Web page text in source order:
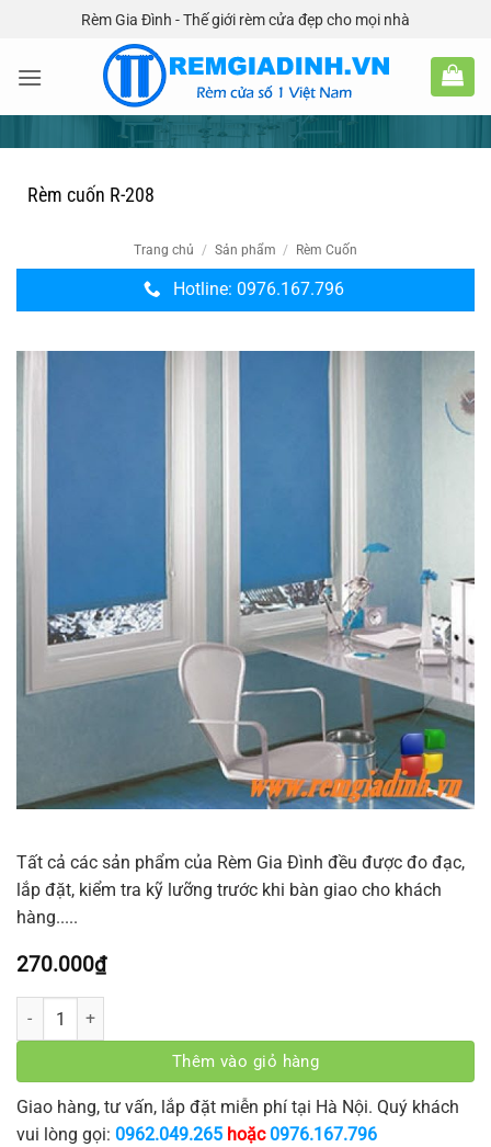
nội
Rèm Gia Đình - Thế giới rèm cửa đẹp cho mọi nhà
Rèm cuốn R-208
Trang chủ / Sản phẩm / Rèm Cuốn
Hotline: 0976.167.796
Tất cả các sản phẩm của Rèm Gia Đình đều được đo đạc,
lắp đặt, kiểm tra kỹ lưỡng trước khi bàn giao cho khách
hàng.....
270.000₫
Rèm cuốn R-208 số lượng
Thêm vào giỏ hàng
Giao hàng, tư vấn, lắp đặt miễn phí tại Hà Nội. Quý khách
vui lòng gọi: 0962.049.265 hoặc0976.167.796